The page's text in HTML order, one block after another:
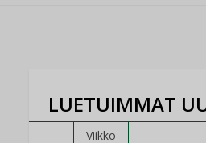
LUETUIMMAT
Viikko